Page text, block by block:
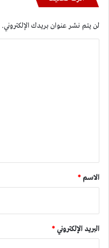
لن يتم نشر عنوان بريدك الإلكتروني.
*
الاسم *
البريد الإلكتروني *